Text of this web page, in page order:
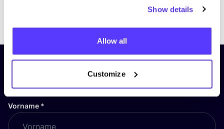
Show details
Allow all
Customize
PreviousNext
Abonniere unseren Newsletter
und bleibe auf dem Laufenden!
Vorname *